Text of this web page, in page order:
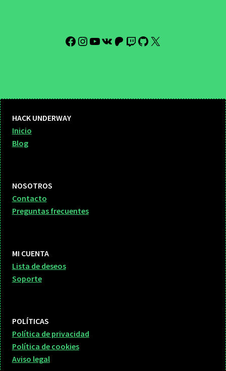
Facebook
Instagram
YouTube
VKPatreon
Twitch
GitHub
X
HACK UNDERWAY
Inicio
Blog
NOSOTROS
Contacto
Preguntas frecuentes
MI CUENTA
Lista de deseos
Soporte
POLÍTICAS
Política de privacidad
Política de cookies
Aviso legal